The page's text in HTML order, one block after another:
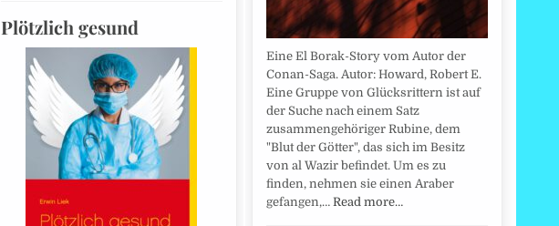
Plötzlich gesund
Eine El Borak-Story vom Autor der
Conan-Saga. Autor: Howard, Robert E.
Eine Gruppe von Glücksrittern ist auf
der Suche nach einem Satz
zusammengehöriger Rubine, dem
"Blut der Götter", das sich im Besitz
von al Wazir befindet. Um es zu
finden, nehmen sie einen Araber
gefangen,… Read more…